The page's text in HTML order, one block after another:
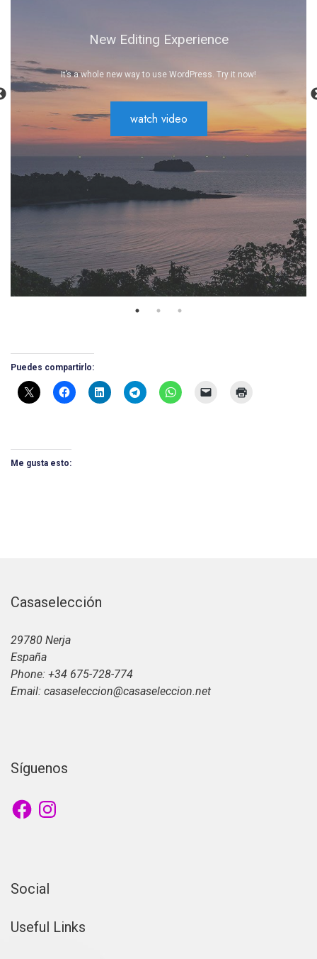
New Editing Experience
It’s a whole new way to use WordPress. Try it now!
watch video
Puedes compartirlo:
Me gusta esto:
Casaselección
29780 Nerja
España
Phone: +34 675-728-774
Email: casaseleccion@casaseleccion.net
Síguenos
FacebookInstagram
Social
Useful Links